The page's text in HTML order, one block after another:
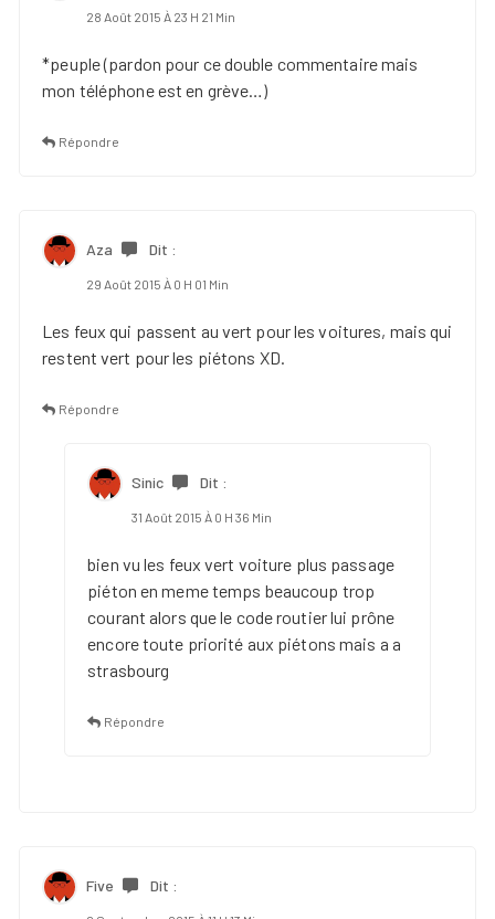
28 Août 2015 À 23 H 21 Min
*peuple (pardon pour ce double commentaire mais
mon téléphone est en grève…)
Répondre
Aza Dit :
29 Août 2015 À 0 H 01 Min
Les feux qui passent au vert pour les voitures, mais qui
restent vert pour les piétons XD.
Répondre
Sinic Dit :
31 Août 2015 À 0 H 36 Min
bien vu les feux vert voiture plus passage
piéton en meme temps beaucoup trop
courant alors que le code routier lui prône
encore toute priorité aux piétons mais a a
strasbourg
Répondre
Five Dit :